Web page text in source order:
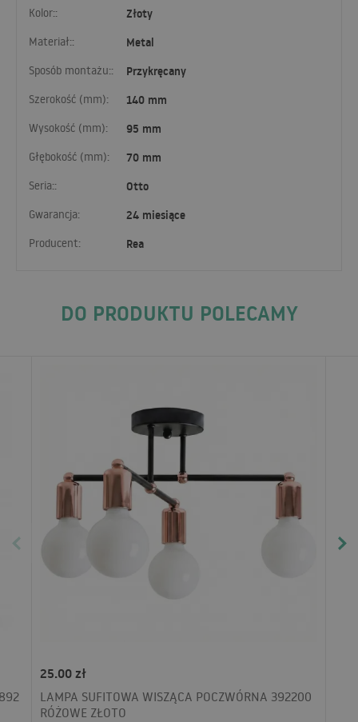
Kolor:: Złoty
Materiał:: Metal
Sposób montażu:: Przykręcany
Szerokość (mm): 140 mm
Wysokość (mm): 95 mm
Głębokość (mm): 70 mm
Seria:: Otto
Gwarancja: 24 miesiące
Producent: Rea
DO PRODUKTU POLECAMY
25.00 zł
LAMPA SUFITOWA WISZĄCA POCZWÓRNA 392200
RÓŻOWE ZŁOTO